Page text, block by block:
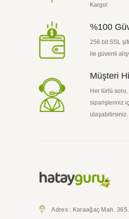
Kargo!
%100
256 bit SSL
ile güvenli
Müşteri
Her türlü
siparişleriniz
ulaşabilirsiniz.
Adres : Karaağaç Mah.